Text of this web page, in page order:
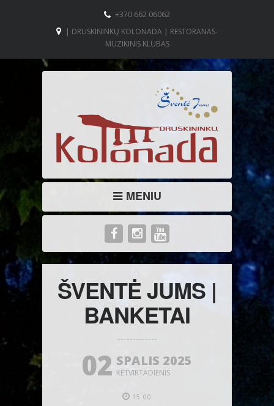
+370 662 06062
| DRUSKININKŲ KOLONADA | RESTORANAS-
MUZIKINIS KLUBAS
MENIU
ŠVENTĖ JUMS |
BANKETAI
02 SPALIS 2025
KETVIRTADIENIS
15.00